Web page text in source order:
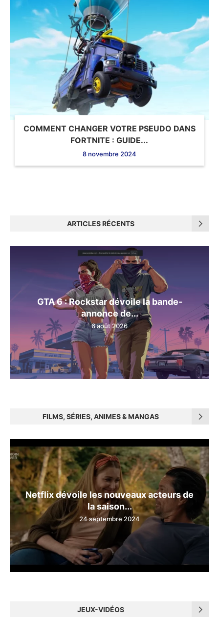
COMMENT CHANGER VOTRE PSEUDO DANS
FORTNITE : GUIDE...
8 novembre 2024
ARTICLES RÉCENTS
GTA 6 : Rockstar dévoile la bande-
annonce de...
6 août 2026
FILMS, SÉRIES, ANIMES & MANGAS
Netflix dévoile les nouveaux acteurs de
la saison...
24 septembre 2024
JEUX-VIDÉOS